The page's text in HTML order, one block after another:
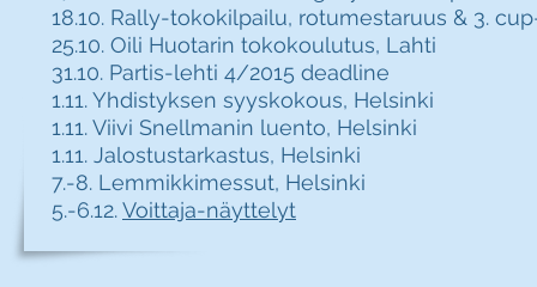
18.10. Rally-tokokilpailu, rotumestaruus & 3.
25.10. Oili Huotarin tokokoulutus, Lahti
31.10. Partis-lehti 4/2015 deadline
1.11. Yhdistyksen syyskokous, Helsinki
1.11. Viivi Snellmanin luento, Helsinki
1.11. Jalostustarkastus, Helsinki
7.-8. Lemmikkimessut, Helsinki
5.-6.12.Voittaja-näyttelyt